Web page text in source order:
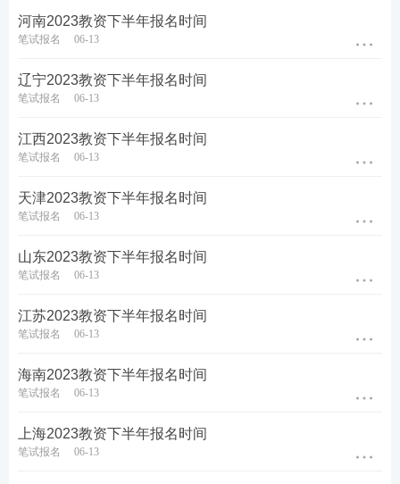
河南2023教资下半年报名时间
笔试报名 06-13
辽宁2023教资下半年报名时间
笔试报名 06-13
江西2023教资下半年报名时间
笔试报名 06-13
天津2023教资下半年报名时间
笔试报名 06-13
山东2023教资下半年报名时间
笔试报名 06-13
江苏2023教资下半年报名时间
笔试报名 06-13
海南2023教资下半年报名时间
笔试报名 06-13
上海2023教资下半年报名时间
笔试报名 06-13